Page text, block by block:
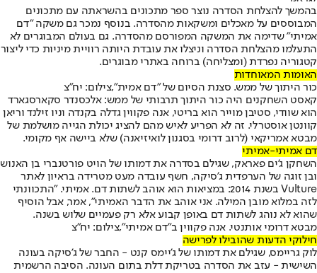
בהמשך להצלחת הסדרה נוצר ספר מתכונים בהשראתה עם מתכונים
המבוססים על מאכלים ומשקאות מהסדרה. בנוסף נמכר גם משקה "דם
אמיתי" שדימה את המשקה המפורסם מהסדרה. גם בעולם המבוגרים לא
התעלמו מהצלחת הסדרה וניצלו את עובדת היותה רוויית מיניות כדי ליצור
קטגוריה נפרדת (ומצליחה) ברוחה באתרי מבוגרים.
האומות המאוחדות
כור היתוך של ממש. סצנת הסיום של "דם אמית",צילום: יח"צ
קאסט השחקנים היה כור היתוך תרבותי של ממש: אלכסנדר סקארסגארד
הוא שוודי, סטיבן מוייר הוא בריטי, אנה פקווין גדלה בקנדה וניו זילנד וריאן
קוונטן אוסטרלי. זה לא הפריע לאיש מהם להציג יכולת הגייה מושלמת של
מבטא אמריקאי (לרוב דרומי בסגנון לואיזיאנה) שלא ביישה אף מקומי.
דם אמיתי-אמיתי
השחקן ג'ים פאראק, שגילם בסדרה את דמותו של הויט פורטנברי בן האנוש
ובן זוגה של הערפדית ג'סיקה, חשף עובדה מעט מטרידה בראיון לאתר
Vulture בשנת 2014: במציאות הוא אוהב לשתות דם. אמיתי. "התכוונתי
לזה במלוא מובן המילה. אני אוהב את הדבר האמיתי", אמר, אבל הוסיף
שהוא לא נוהג לשתות דם באופן קבוע אלא רק פעמיים שלוש בשנה.
מבטא דרומי אותנטי. אנה פקווין ב"דם אמיתי",צילום: יח"צ
חילוקי הדעות שהובילו לפרישה
לוק גריימס, שגילם את דמותו של ג'יימס קנט - החבר של ג'סיקה בעונה
השישית - עזב את הסדרה בטריקת דלת בתום העונה. הסיבה הרשמית